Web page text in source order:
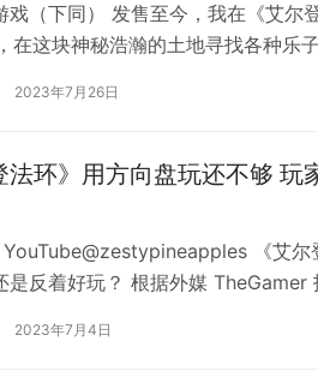
two days farming 10 million
by u/DementedEnjoyer in
更新。很明显的，只靠弓箭在不升
https://www.yayashenghuo.com/
戏（下同） 发售至今，我在《艾尔
在这块神秘浩瀚的土地寻找各种乐
、试图探索所有区域、挑战各…
2023年7月26日
法环》用方向盘玩还不够
《艾尔
是反着好玩？ 根据外媒 TheGamer
2023年7月4日